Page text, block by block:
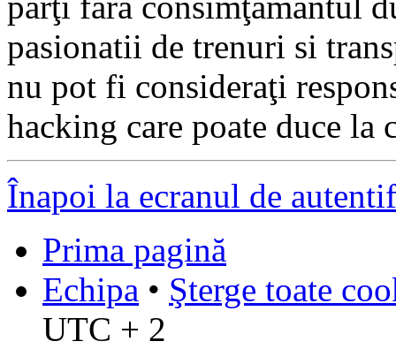
pasionatii de trenuri si
nu pot fi consideraţi
hacking care poate duce la
Înapoi la ecranul de
Prima pagină
Echipa • Şterge toate
UTC + 2